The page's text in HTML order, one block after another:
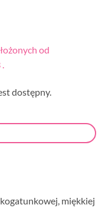
od
dostępny.
miękkiej